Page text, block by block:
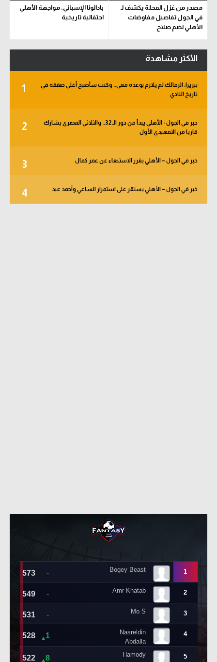
مصدر من غزل المحلة يكشف لـ
في الجول تفاصيل مفاوضات
الأهلي لضم صلاح
بادالونا الإسباني: مواجهة الأهلي
احتفالية تاريخية
الأكثر مشاهدة
1
بيزيرا: الزمالك لم يلتزم بوعده معي.. وكنت سأصبح أغلى صفقة في
تاريخ النادي
2
خبر في الجول - الأهلي يبدأ من دور الـ 32.. والثلاثي المصري يشارك
قاريا من التمهيدي الأول
3 خبر في الجول – الأهلي يقرر الاستنغاء عن عمر كمال
4 خبر في الجول – الأهلي يستقر على استمرار الساعي وأحمد عيد